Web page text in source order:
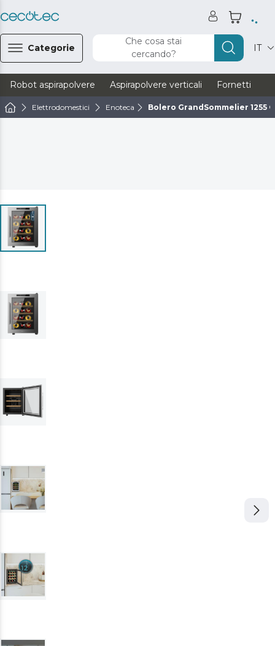
Categorie
Che cosa stai
cercando?
IT
Robot aspirapolvere Aspirapolvere verticali Fornetti
Elettrodomestici Enoteca Bolero GrandSommelier 1255